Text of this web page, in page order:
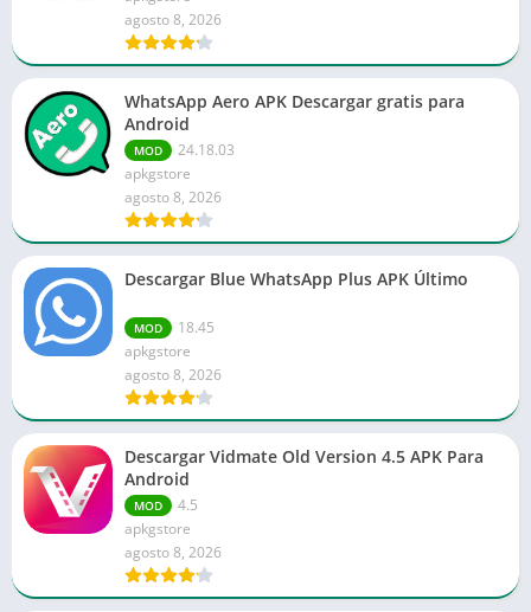
agosto 8, 2026
WhatsApp Aero APK Descargar gratis para
Android
MOD
24.18.03
apkgstore
agosto 8, 2026
Descargar Blue WhatsApp Plus APK Último
MOD
18.45
apkgstore
agosto 8, 2026
Descargar Vidmate Old Version 4.5 APK Para
Android
MOD
4.5
apkgstore
agosto 8, 2026